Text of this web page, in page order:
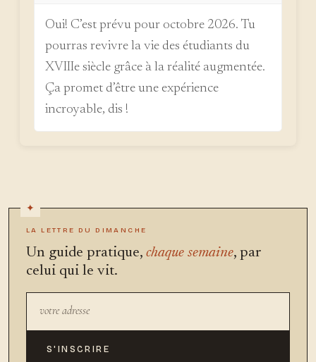
Oui! C’est prévu pour octobre 2026. Tu
pourras revivre la vie des étudiants du
XVIIIe siècle grâce à la réalité augmentée.
Ça promet d’être une expérience
incroyable, dis !
LA LETTRE DU DIMANCHE
Un guide pratique, chaque semaine, par
celui qui le vit.
S'INSCRIRE